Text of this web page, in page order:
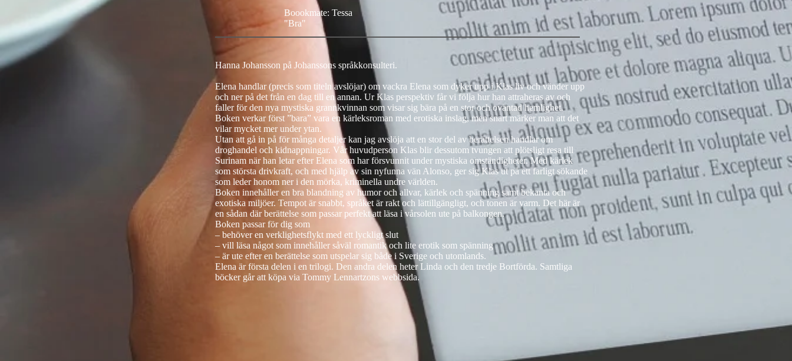
Boookmate: Tessa
"Bra"
Hanna Johansson på Johanssons språkkonsulteri.
Elena handlar (precis som titeln avslöjar) om vackra Elena som dyker upp i Klas liv och vänder upp
och ner på det från en dag till en annan. Ur Klas perspektiv får vi följa hur han attraheras av och
faller för den nya mystiska grannkvinnan som visar sig bära på en stor och oväntad hemlighet.
Boken verkar först ”bara” vara en kärleksroman med erotiska inslag, men snart märker man att det
vilar mycket mer under ytan.
Utan att gå in på för många detaljer kan jag avslöja att en stor del av berättelsen handlar om
droghandel och kidnappningar. Vår huvudperson Klas blir dessutom tvungen att plötsligt resa till
Surinam när han letar efter Elena som har försvunnit under mystiska omständigheter. Med kärlek
som största drivkraft, och med hjälp av sin nyfunna vän Alonso, ger sig Klas ut på ett farligt sökande
som leder honom ner i den mörka, kriminella undre världen.
Boken innehåller en bra blandning av humor och allvar, kärlek och spänning samt bekanta och
exotiska miljöer. Tempot är snabbt, språket är rakt och lättillgängligt, och tonen är varm. Det här är
en sådan där berättelse som passar perfekt att läsa i vårsolen ute på balkongen.
Boken passar för dig som
– behöver en verklighetsflykt med ett lyckligt slut
– vill läsa något som innehåller såväl romantik och lite erotik som spänning
– är ute efter en berättelse som utspelar sig både i Sverige och utomlands.
Elena är första delen i en trilogi. Den andra delen heter Linda och den tredje Bortförda. Samtliga
böcker går att köpa via Tommy Lennartzons webbsida.